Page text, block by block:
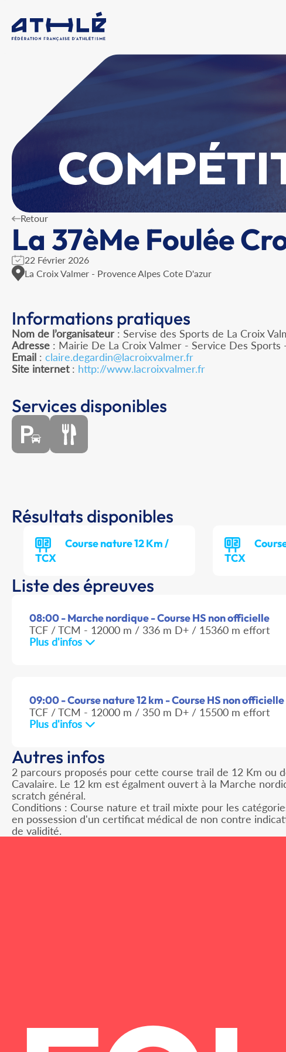
Retour
La 37èMe Foulée
22 Février 2026
La Croix Valmer - Provence Alpes Cote D'azur
Informations pratiques
Nom de l’organisateur : Servise des Sports de La Croix
Adresse : Mairie De La Croix Valmer - Service Des
Email : claire.degardin@lacroixvalmer.fr
Site internet: http://www.lacroixvalmer.fr
Services disponibles
Résultats disponibles
Course nature 12 Km /
TCX
TCX
Liste des épreuves
08:00 - Marche nordique - Course HS non officielle
TCF / TCM - 12000 m / 336 m D+ / 15360 m effort
Plus d'infos
09:00 - Course nature 12 km - Course HS non officielle
TCF / TCM - 12000 m / 350 m D+ / 15500 m effort
Plus d'infos
Autres infos
2 parcours proposés pour cette course trail de 12 Km ou
Cavalaire. Le 12 km est égalment ouvert à la Marche
scratch général.
Conditions : Course nature et trail mixte pour les
en possession d'un certificat médical de non contre
de validité.